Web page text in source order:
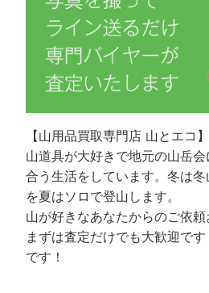
【山用品買取専門店 山とエコ
山道具が大好きで地元の山岳
合う生活をしています。冬は
を夏はソロで登山します。
山が好きなあなたからのご依頼
まずは査定だけでも大歓迎で
です！